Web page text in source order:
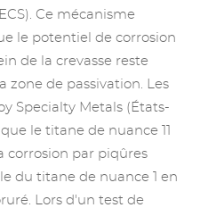
Ce mécanisme
le potentiel de corrosion
de la crevasse reste
zone de passivation. Les
Specialty Metals (États-
le titane de nuance 11
corrosion par piqûres
du titane de nuance 1 en
Lors d'un test de